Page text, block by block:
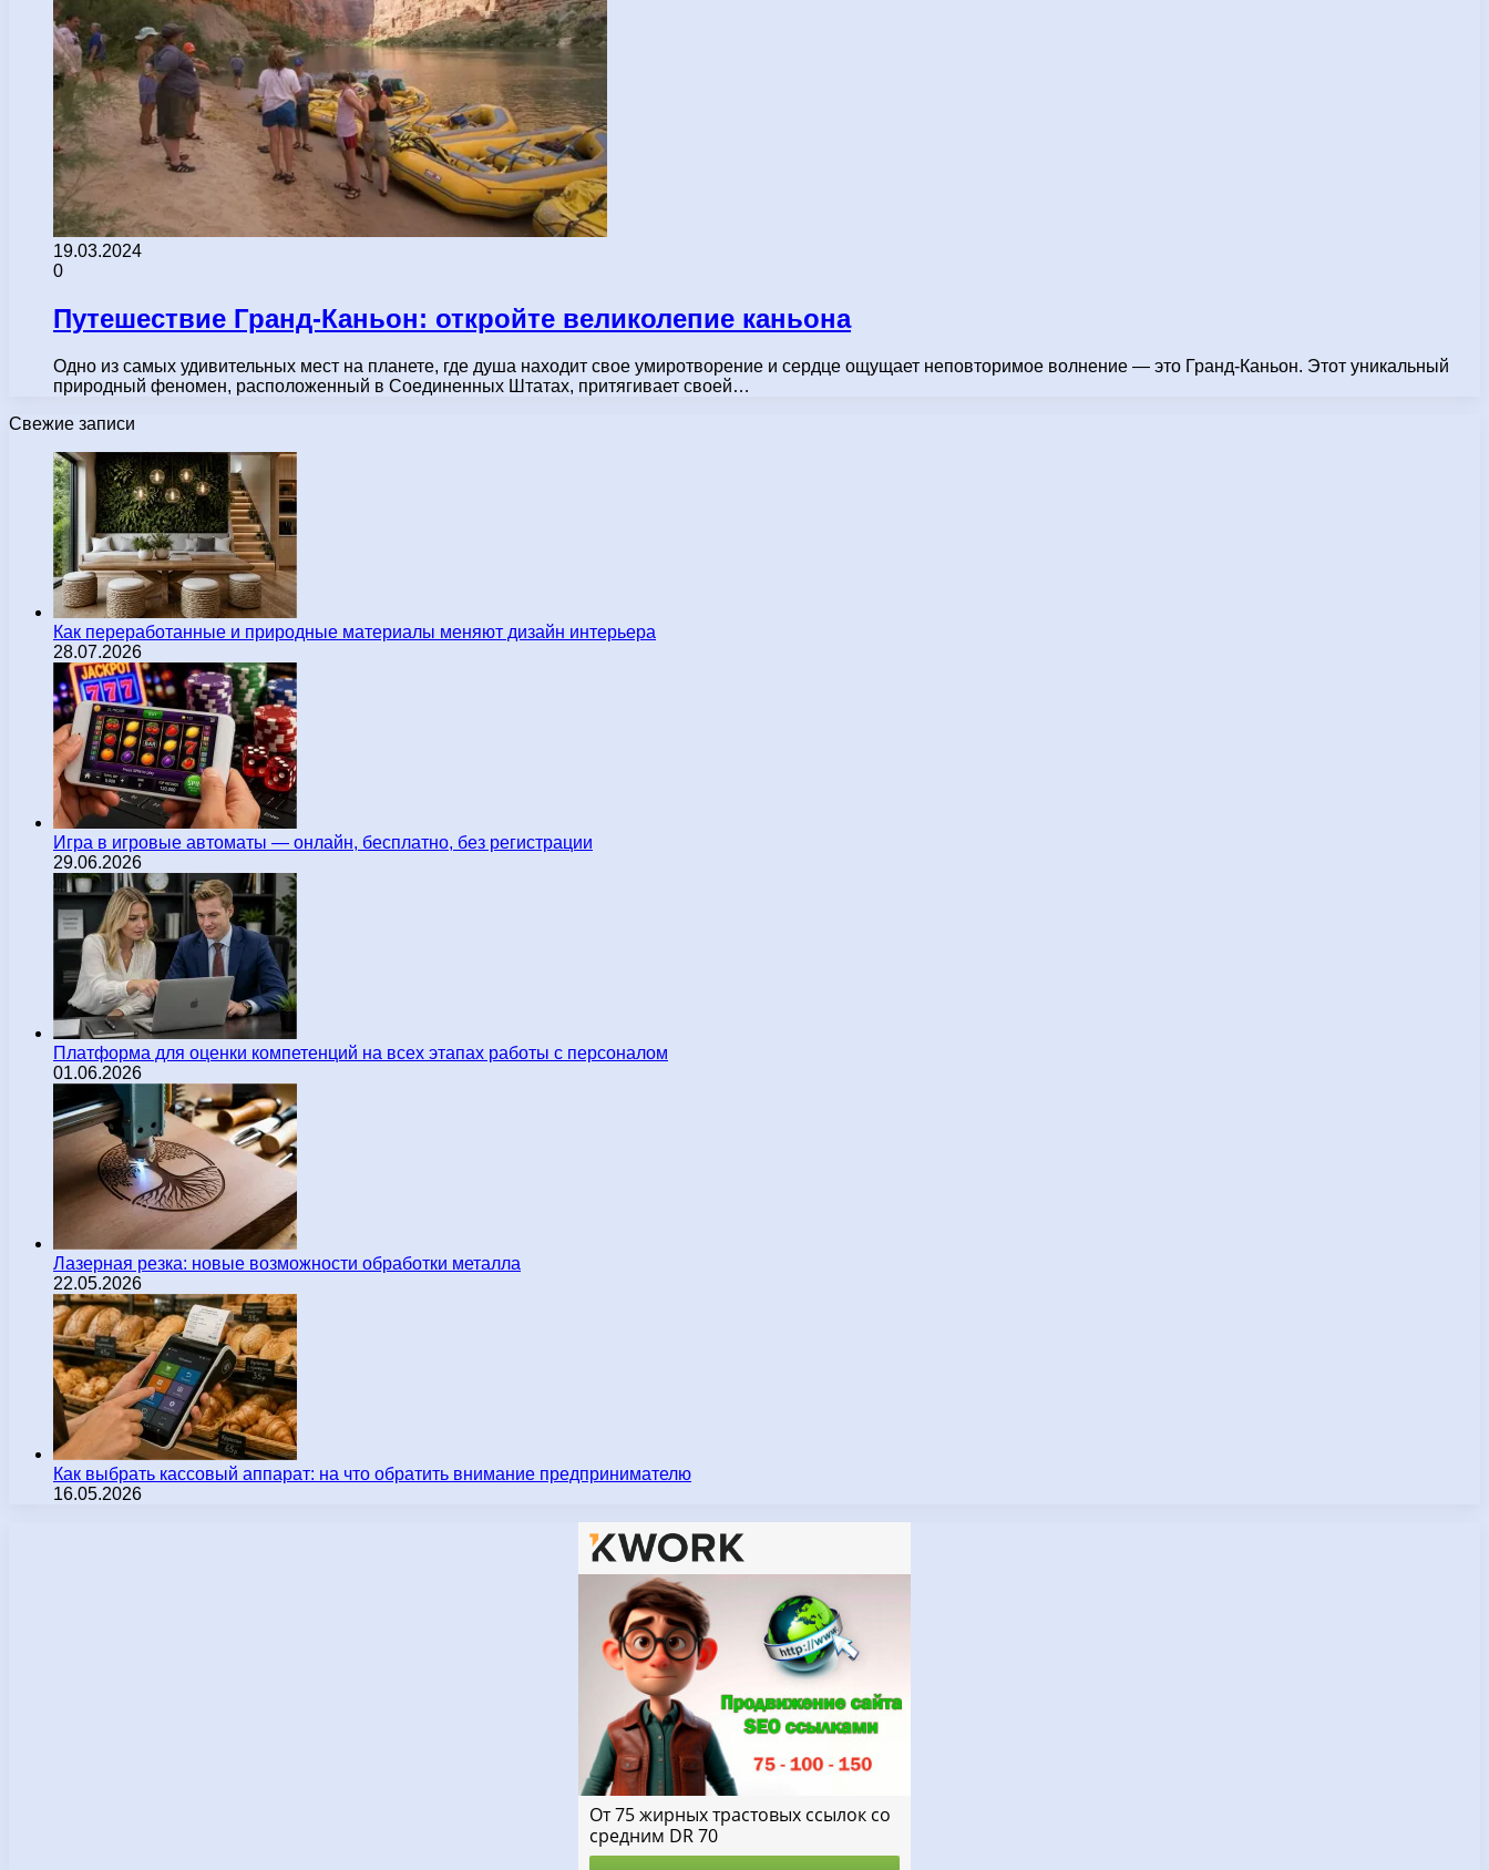
19.03.2024
0
Путешествие Гранд-Каньон: откройте великолепие каньона
Одно из самых удивительных мест на планете, где душа находит свое умиротворение и сердце ощущает неповторимое волнение — это Гранд-Каньон. Этот уникальный
природный феномен, расположенный в Соединенных Штатах, притягивает своей…
Свежие записи
Как переработанные и природные материалы меняют дизайн интерьера
28.07.2026
Игра в игровые автоматы — онлайн, бесплатно, без регистрации
29.06.2026
Платформа для оценки компетенций на всех этапах работы с персоналом
01.06.2026
Лазерная резка: новые возможности обработки металла
22.05.2026
Как выбрать кассовый аппарат: на что обратить внимание предпринимателю
16.05.2026